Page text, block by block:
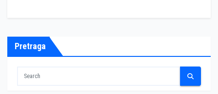
Pretraga